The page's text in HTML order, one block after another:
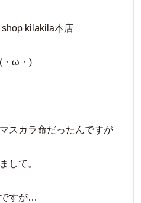
kilakila本店
・ω・)
スカラ命だったんですが
して。
すが…